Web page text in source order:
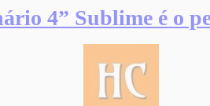
4” Sublime é o